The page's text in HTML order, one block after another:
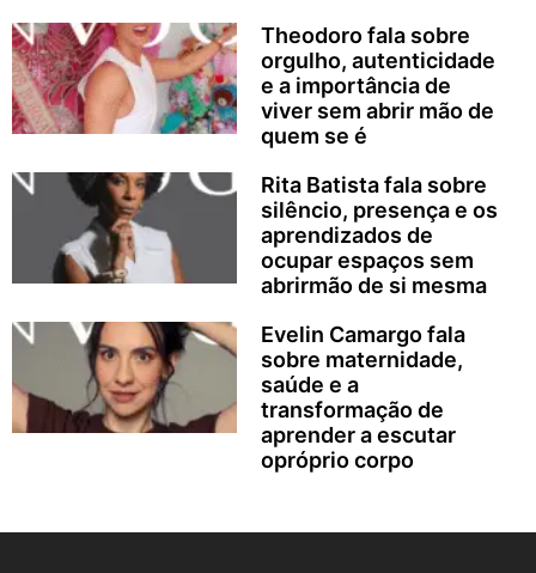
Theodoro fala sobre
orgulho, autenticidade
e a importância de
viver sem abrir mão de
quem se é
Rita Batista fala sobre
silêncio, presença e os
aprendizados de
ocupar espaços sem
abrirmão de si mesma
Evelin Camargo fala
sobre maternidade,
saúde e a
transformação de
aprender a escutar
opróprio corpo